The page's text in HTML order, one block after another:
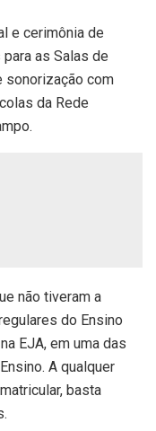
e cerimônia de
as Salas de
sonorização com
da Rede
não tiveram a
do Ensino
EJA, em uma das
A qualquer
basta